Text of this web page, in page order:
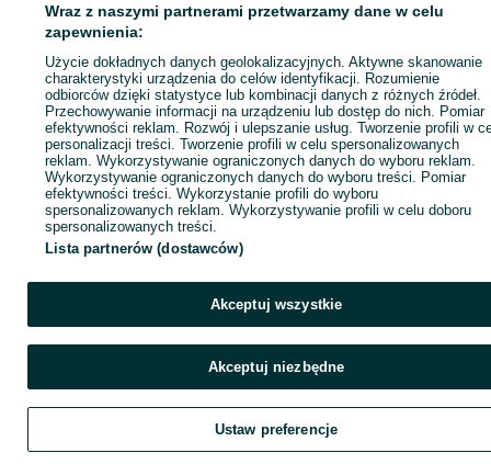
Wraz z naszymi partnerami przetwarzamy dane w celu
zapewnienia:
Użycie dokładnych danych geolokalizacyjnych. Aktywne skanowanie
charakterystyki urządzenia do celów identyfikacji. Rozumienie
odbiorców dzięki statystyce lub kombinacji danych z różnych źródeł.
Przechowywanie informacji na urządzeniu lub dostęp do nich. Pomiar
efektywności reklam. Rozwój i ulepszanie usług. Tworzenie profili w
personalizacji treści. Tworzenie profili w celu spersonalizowanych
reklam. Wykorzystywanie ograniczonych danych do wyboru reklam.
Wykorzystywanie ograniczonych danych do wyboru treści. Pomiar
efektywności treści. Wykorzystanie profili do wyboru
spersonalizowanych reklam. Wykorzystywanie profili w celu doboru
spersonalizowanych treści.
Lista partnerów (dostawców)
Akceptuj wszystkie
Akceptuj niezbędne
Ustaw preferencje